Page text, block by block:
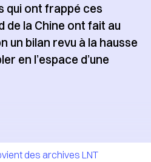
qui ont frappé ces
de la Chine ont fait au
un bilan revu à la hausse
en l’espace d’une
des archives LNT